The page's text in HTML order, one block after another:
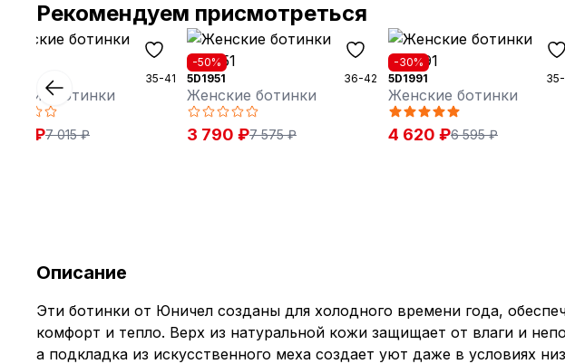
Рекомендуем присмотреться
35-41
ботинки
₽7 015 ₽
-50%
5D1951
36-42
Женские ботинки
3 790 ₽7 575 ₽
-30%
5D1991
Женские ботинки
4 620 ₽6 595 ₽
Описание
Эти ботинки от Юничел созданы для холодного времени года,
комфорт и тепло. Верх из натуральной кожи защищает от влаги и
а подкладка из искусственного меха создает уют даже в условиях